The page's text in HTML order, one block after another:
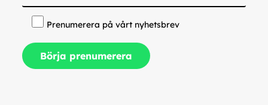
Prenumerera på vårt nyhetsbrev